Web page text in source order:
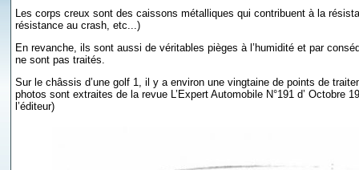
Les corps creux sont des caissons métalliques qui contribuent à la
résistance au crash, etc...)
En revanche, ils sont aussi de véritables pièges à l’humidité et par
ne sont pas traités.
Sur le châssis d’une golf 1, il y a environ une vingtaine de points de
photos sont extraites de la revue L’Expert Automobile N°191 d’ Octobre
l’éditeur)